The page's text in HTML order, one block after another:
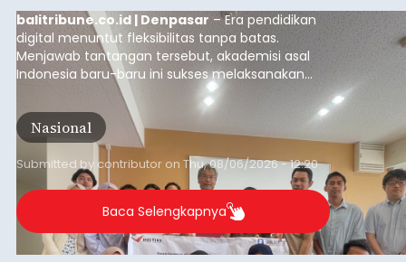
balitribune.co.id | Denpasar – Era pendidikan
digital menuntut fleksibilitas tanpa batas.
Menjawab tantangan tersebut, akademisi asal
Indonesia baru-baru ini sukses melaksanakan
program Pengabdian Kepada Masyarakat (PKM)
skala internasional di Distributed Systems
Laboratory, Okayama University, Jepang.
Nasional
Submitted by contributor on Thu, 08/06/2026 - 12:20
Baca Selengkapnya